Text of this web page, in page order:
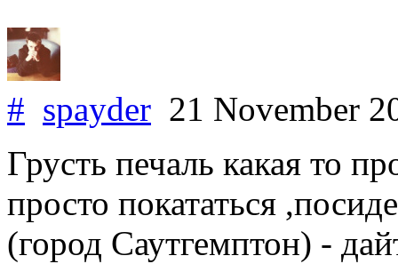
# spayder 21 November
Грусть печаль какая то
просто покататься
(город Саутгемптон) -